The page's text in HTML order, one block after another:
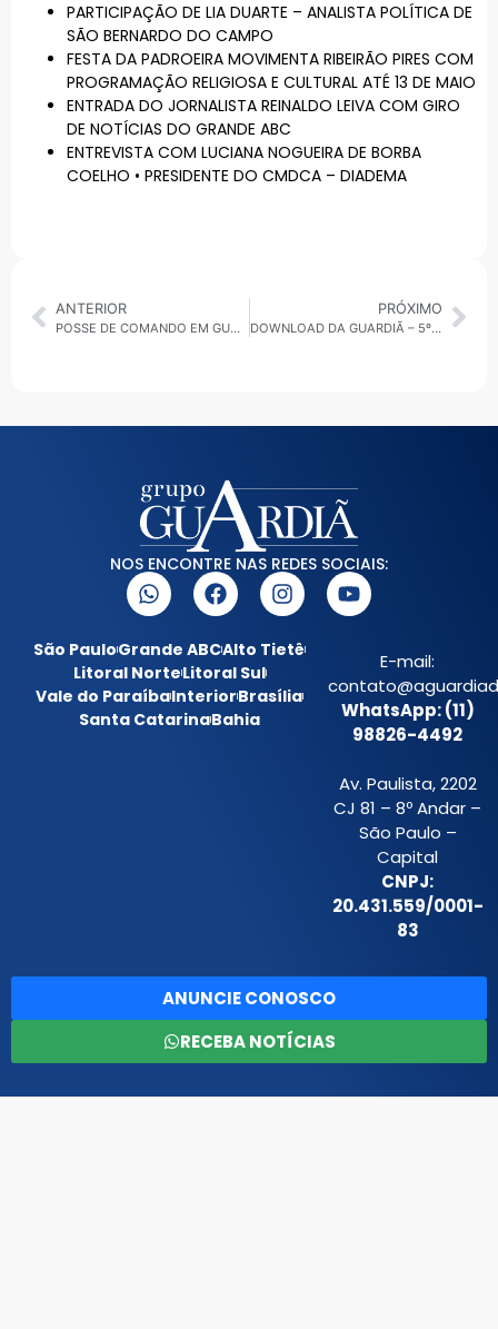
PARTICIPAÇÃO DE LIA DUARTE – ANALISTA POLÍTICA DE
SÃO BERNARDO DO CAMPO
FESTA DA PADROEIRA MOVIMENTA RIBEIRÃO PIRES COM
PROGRAMAÇÃO RELIGIOSA E CULTURAL ATÉ 13 DE MAIO
ENTRADA DO JORNALISTA REINALDO LEIVA COM GIRO
DE NOTÍCIAS DO GRANDE ABC
ENTREVISTA COM LUCIANA NOGUEIRA DE BORBA
COELHO • PRESIDENTE DO CMDCA – DIADEMA
ANTERIOR
POSSE DE COMANDO EM GUARULHOS: ENTREVISTA EXCLUSIVA COM SECRETÁRIO DE SEGURANÇA CORONEL HÉLIO
PRÓXIMO
DOWNLOAD DA GUARDIÃ – 5º 30 MINUTOS – 08.05.25 • VALE DO PARAÍBA
NOS ENCONTRE NAS REDES SOCIAIS:
São PauloGrande ABCAlto Tietê
Litoral NorteLitoral Sul
Vale do ParaíbaInteriorBrasília
Santa CatarinaBahia
E-mail:
WhatsApp: (11)
98826-4492
Av. Paulista, 2202
CJ 81 – 8º Andar –
São Paulo –
Capital
CNPJ:
20.431.559/0001-
83
ANUNCIE CONOSCO
RECEBA NOTÍCIAS